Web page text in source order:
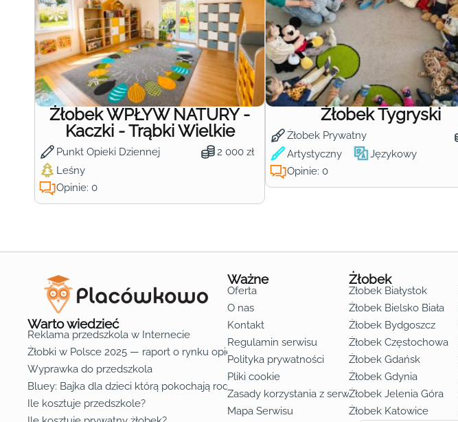
Żłobek WPŁYW NATURY -
Kaczki - Trąbki Wielkie
Punkt Opieki Dziennej 2 000 zł
Leśny
Opinie: 0
Żłobek Tygryski
Żłobek Prywatny
Artystyczny Językowy
Opinie: 0
Warto wiedzieć
Reklama przedszkola w Internecie
Żłobki w Polsce 2025 — raport o rynku opieki nad dziećmi do lat 3
Wyprawka do przedszkola
Bluey: Bajka dla dzieci którą pokochają rodzice
Ile kosztuje przedszkole?
Ważne
Oferta
O nas
Kontakt
Regulamin serwisu
Polityka prywatności
Pliki cookie
Zasady korzystania z serwisu
Mapa Serwisu
Żłobek
Żłobek Białystok
Żłobek Bielsko Biała
Żłobek Bydgoszcz
Żłobek Częstochowa
Żłobek Gdańsk
Żłobek Gdynia
Żłobek Jelenia Góra
Żłobek Katowice